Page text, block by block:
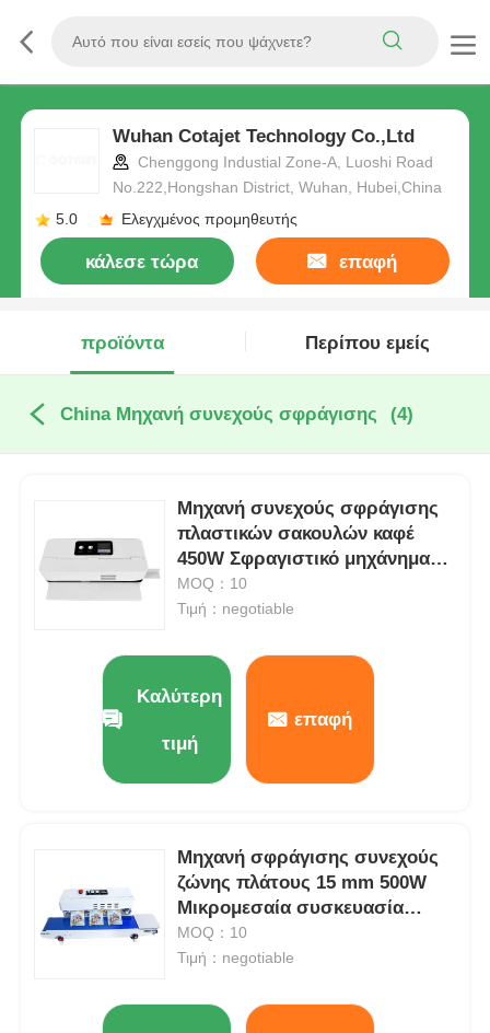
Wuhan Cotajet Technology Co.,Ltd
Chenggong Industial Zone-A, Luoshi Road
No.222,Hongshan District, Wuhan, Hubei,China
5.0
Ελεγχμένος προμηθευτής
κάλεσε τώρα επαφή
προϊόντα Περίπου εμείς
China Μηχανή συνεχούς σφράγισης (4)
Μηχανή συνεχούς σφράγισης
πλαστικών σακουλών καφέ
450W Σφραγιστικό μηχάνημα
σακούλας κενού συσκευασίας
τροφίμων
MOQ：10
Τιμή：negotiable
Καλύτερη
τιμή
επαφή
Μηχανή σφράγισης συνεχούς
ζώνης πλάτους 15 mm 500W
Μικρομεσαία συσκευασία
βιομηχανικά εξαρτήματα
MOQ：10
Τιμή：negotiable